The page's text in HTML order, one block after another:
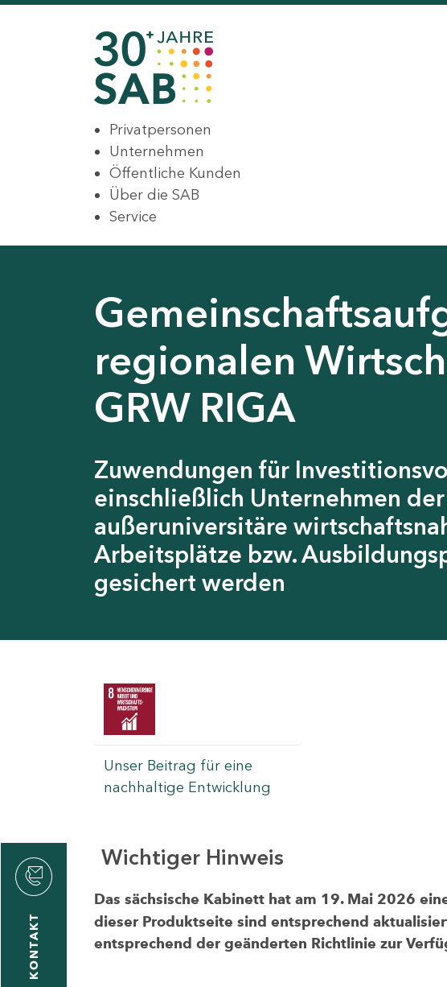
Privatpersonen
Unternehmen
Öffentliche Kunden
Über die SAB
Service
regionalen
GRW RIGA
Zuwendungen für
einschließlich Unternehmen
außeruniversitäre
Arbeitsplätze bzw.
gesichert werden
Unser Beitrag für eine
nachhaltige Entwicklung
KONTAKT
Wichtiger Hinweis
Das sächsische Kabinett hat am 19. Mai 2026
dieser Produktseite sind entsprechend
entsprechend der geänderten Richtlinie zur